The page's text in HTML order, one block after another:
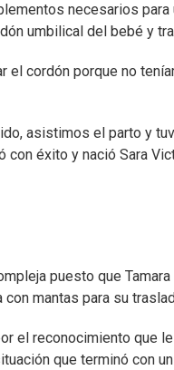
necesarios
umbilical del bebé y
el cordón porque no
asistimos el parto y
con éxito y nació Sara
puesto que
mantas para su
el reconocimiento que
que terminó con